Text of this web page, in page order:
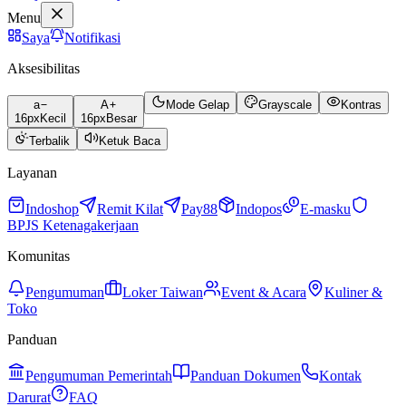
Menu
Saya
Notifikasi
Aksesibilitas
a
16px Kecil
A
16px Besar
Mode Gelap Grayscale Kontras
Terbalik Ketuk Baca
Layanan
Indoshop Remit Kilat Pay88 Indopos
E-masku
BPJS Ketenagakerjaan
Komunitas
Pengumuman Loker Taiwan Event & Acara
Kuliner &
Toko
Panduan
Pengumuman Pemerintah Panduan Dokumen
Kontak
Darurat
FAQ